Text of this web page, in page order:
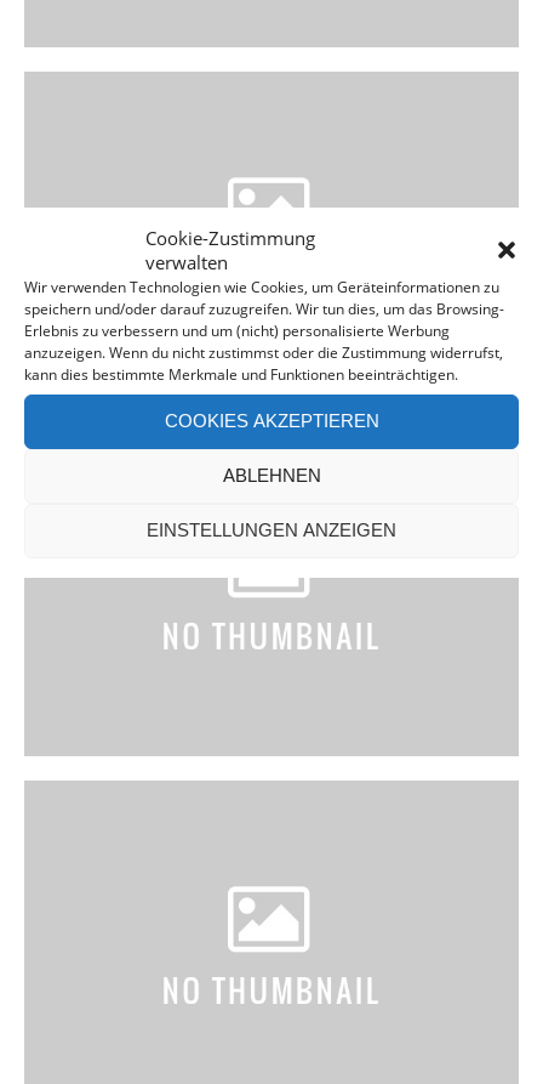
Cookie-Zustimmung
verwalten
Wir verwenden Technologien wie Cookies, um Geräteinformationen zu
speichern und/oder darauf zuzugreifen. Wir tun dies, um das Browsing-
Erlebnis zu verbessern und um (nicht) personalisierte Werbung
anzuzeigen. Wenn du nicht zustimmst oder die Zustimmung widerrufst,
kann dies bestimmte Merkmale und Funktionen beeinträchtigen.
COOKIES AKZEPTIEREN
ABLEHNEN
EINSTELLUNGEN ANZEIGEN